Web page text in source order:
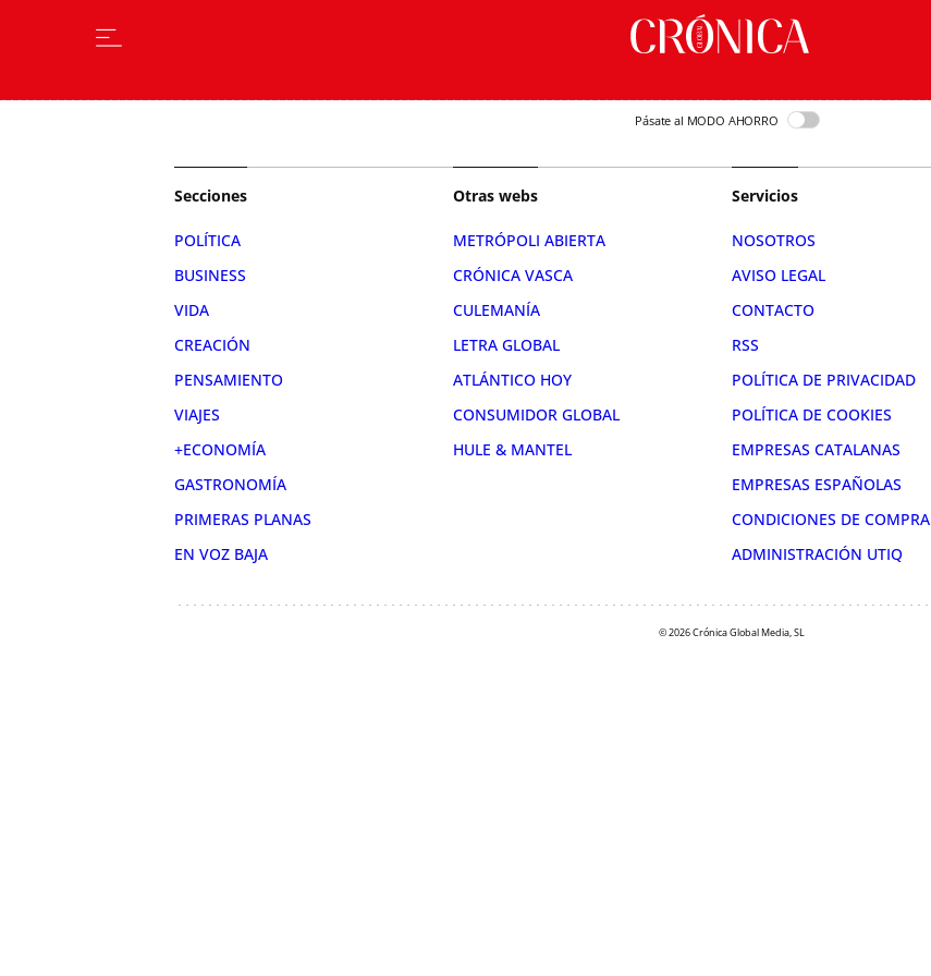
Pásate al MODO AHORRO
Secciones
POLÍTICA
BUSINESS
VIDA
CREACIÓN
PENSAMIENTO
VIAJES
+ECONOMÍA
GASTRONOMÍA
PRIMERAS PLANAS
EN VOZ BAJA
Otras webs
METRÓPOLI ABIERTA
CRÓNICA VASCA
CULEMANÍA
LETRA GLOBAL
ATLÁNTICO HOY
CONSUMIDOR GLOBAL
HULE & MANTEL
Servicios
NOSOTROS
AVISO LEGAL
CONTACTO
RSS
POLÍTICA DE PRIVACIDAD
POLÍTICA DE COOKIES
EMPRESAS CATALANAS
EMPRESAS ESPAÑOLAS
CONDICIONES DE COMPRA
ADMINISTRACIÓN UTIQ
© 2026 Crónica Global Media, SL